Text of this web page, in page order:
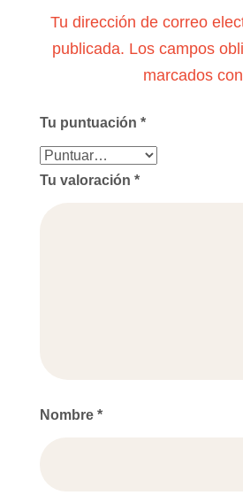
Tu dirección de correo
publicada. Los campos
marcados con
Tu puntuación *
Tu valoración *
Nombre *